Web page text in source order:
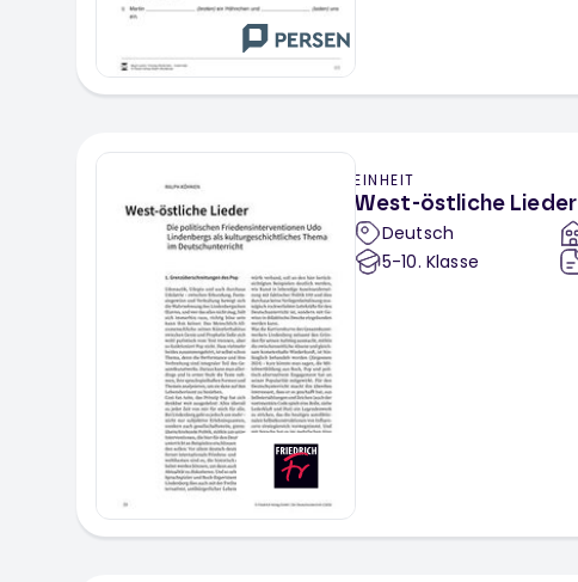
EINHEIT
West-östliche Lieder
Deutsch
5-10. Klasse